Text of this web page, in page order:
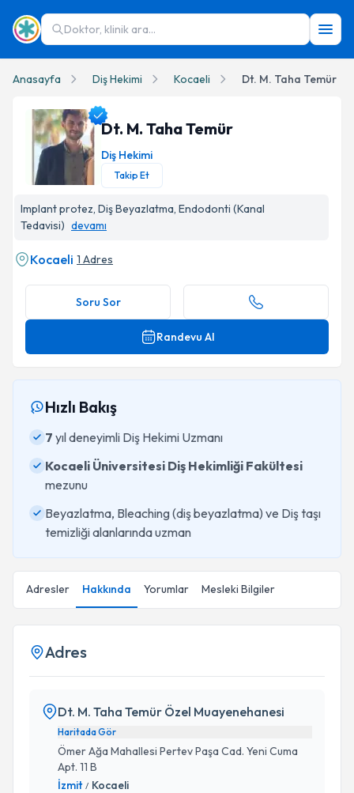
Doktor, klinik ara...
Anasayfa Diş Hekimi Kocaeli Dt. M. Taha Temür
Dt. M. Taha Temür
Diş Hekimi
Takip Et
Implant protez, Diş Beyazlatma, Endodonti (Kanal
Tedavisi) devamı
Kocaeli 1 Adres
Soru Sor
Randevu Al
Hızlı Bakış
7 yıl deneyimli Diş Hekimi Uzmanı
Kocaeli Üniversitesi Diş Hekimliği Fakültesi
mezunu
Beyazlatma, Bleaching (diş beyazlatma) ve Diş taşı
temizliği alanlarında uzman
Adresler Hakkında Yorumlar Mesleki Bilgiler
Adres
Dt. M. Taha Temür Özel Muayenehanesi
Haritada Gör
Ömer Ağa Mahallesi Pertev Paşa Cad. Yeni Cuma
Apt. 11 B
İzmit / Kocaeli